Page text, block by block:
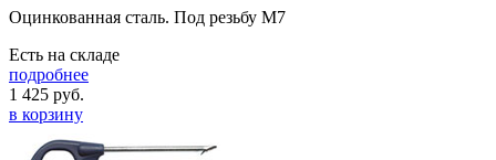
Оцинкованная сталь. Под резьбу M7
Есть на складе
подробнее
1 425 руб.
в корзину